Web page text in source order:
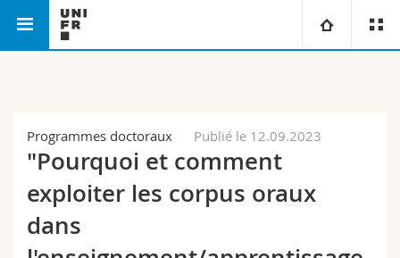
Campus
Recherche
Théologie
Droit
Vous êtes
Futurs étudiants
Ressources
Programmes doctoraux Publié le 12.09.2023
"Pourquoi et comment
exploiter les corpus oraux
dans